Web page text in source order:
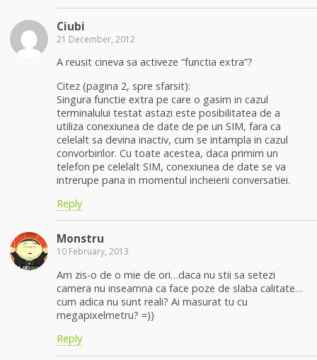
Ciubi
21 December, 2012
A reusit cineva sa activeze “functia extra”?
Citez (pagina 2, spre sfarsit):
Singura functie extra pe care o gasim in cazul
terminalului testat astazi este posibilitatea de a
utiliza conexiunea de date de pe un SIM, fara ca
celelalt sa devina inactiv, cum se intampla in cazul
convorbirilor. Cu toate acestea, daca primim un
telefon pe celelalt SIM, conexiunea de date se va
intrerupe pana in momentul incheierii conversatiei.
Reply
Monstru
10 February, 2013
Am zis-o de o mie de ori…daca nu stii sa setezi
camera nu inseamna ca face poze de slaba calitate…
cum adica nu sunt reali? Ai masurat tu cu
megapixelmetru? =))
Reply